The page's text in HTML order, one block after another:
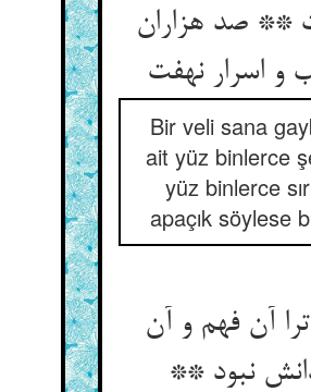
** صد هزاران
و اسرار نهفت‏
Bir veli sana
ait yüz binlerce
yüz binlerce
apaçık söylese
آن فهم و آن
نبود **